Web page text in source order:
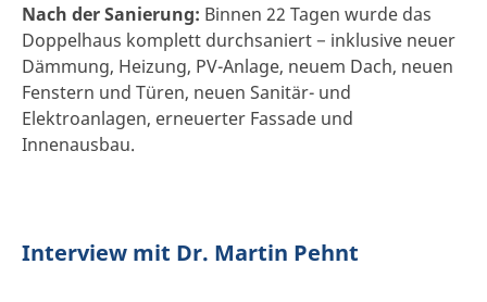
Nach der Sanierung: Binnen 22 Tagen wurde das
Doppelhaus komplett durchsaniert − inklusive neuer
Dämmung, Heizung, PV-Anlage, neuem Dach, neuen
Fenstern und Türen, neuen Sanitär- und
Elektroanlagen, erneuerter Fassade und
Innenausbau.
Interview mit Dr. Martin Pehnt